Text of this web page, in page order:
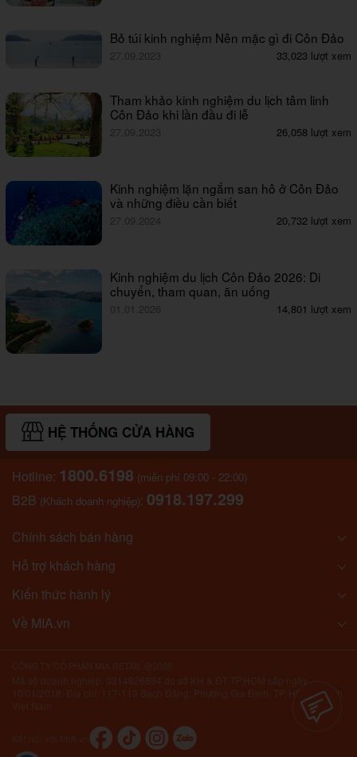
Bỏ túi kinh nghiệm Nên mặc gì đi Côn Đảo
27.09.2023 33,023 lượt xem
Tham khảo kinh nghiệm du lịch tâm linh
Côn Đảo khi lần đầu đi lễ
27.09.2023 26,058 lượt xem
Kinh nghiệm lặn ngắm san hô ở Côn Đảo
và những điều cần biết
27.09.2024 20,732 lượt xem
Kinh nghiệm du lịch Côn Đảo 2026: Di
chuyển, tham quan, ăn uống
01.01.2026 14,801 lượt xem
HỆ THỐNG CỬA HÀNG
Hotline: 1800.6198 (miễn phí 09:00 - 22:00)
B2B (Khách doanh nghiệp): 0918.197.299
Chính sách bán hàng
Hỗ trợ khách hàng
Kiến thức hành lý
Về MIA.vn
10/01/2018. Địa chỉ: 117-119 Bạch Đằng, Phường Gia Định, TP. Hồ Chí Minh,